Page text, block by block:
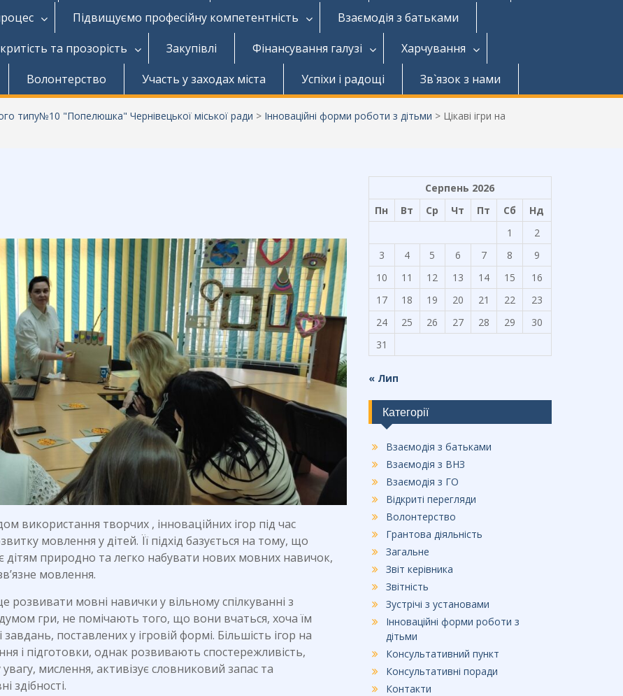
Підвищуємо професійну компетентність
Взаємодія з батьками
та прозорість Закупівлі Фінансування галузі
Харчування
Волонтерство Участь у заходах міста Успіхи і радощі Зв`язок з нами
типу№10 "Попелюшка" Чернівецької міської ради > Інноваційні форми роботи з дітьми > Цікаві ігри на
використання творчих , інноваційних ігор під час
мовлення у дітей. Її підхід базується на тому, що
дітям природно та легко набувати нових мовних навичок,
мовлення.
мовні навички у вільному спілкуванні з
гри, не помічають того, що вони вчаться, хоча їм
поставлених у ігровій формі. Більшість ігор на
і підготовки, однак розвивають спостережливість,
мислення, активізує словниковий запас та
здібності.
Серпень 2026
Пн
Вт Ср Чт Пт Сб
Нд
1
2
3
4 5 6 7 8
9
10
11 12 13 14 15
16
17
18 19 20 21 22
23
24
25 26 27 28 29
30
31
« Лип
Категорії
Взаємодія з батьками
Взаємодія з ВНЗ
Взаємодія з ГО
Відкриті перегляди
Волонтерство
Грантова діяльність
Загальне
Звіт керівника
Звітність
Зустрічі з установами
Інноваційні форми роботи з
дітьми
Консультативний пункт
Консультативні поради
Контакти